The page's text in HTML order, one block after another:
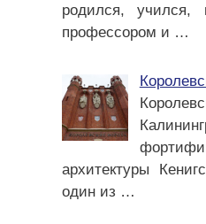
родился, учился,
профессором и …
архитектуры
один из …